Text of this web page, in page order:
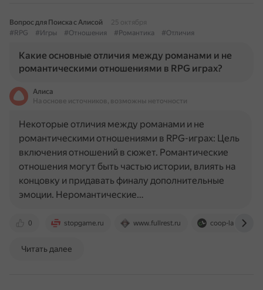
Вопрос для Поиска с Алисой
25 октября
#RPG
#Игры #Отношения #Романтика #Отличия
Какие основные отличия между романами и не
романтическими отношениями в RPG играх?
Алиса
На основе источников, возможны неточности
0 stopgame.ru www.fullrest.ru coop-land.ru
Некоторые отличия между романами и не
романтическими отношениями в RPG-играх: Цель
включения отношений в сюжет. Романтические
отношения могут быть частью истории, влиять на
концовку и придавать финалу дополнительные
эмоции. Неромантические…
Читать далее